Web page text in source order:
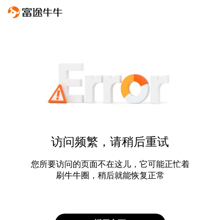
访问频繁，请稍后重试
您所要访问的页面不在这儿，它可能正忙着
刷牛牛圈，稍后就能恢复正常